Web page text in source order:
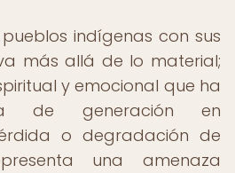
indígenas con sus
más allá de lo material;
y emocional que ha
de generación en
o degradación de
una amenaza